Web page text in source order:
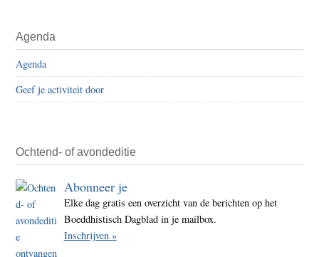
Agenda
Agenda
Geef je activiteit door
Ochtend- of avondeditie
Abonneer je
Elke dag gratis een overzicht van de berichten op het
Boeddhistisch Dagblad in je mailbox.
Inschrijven »